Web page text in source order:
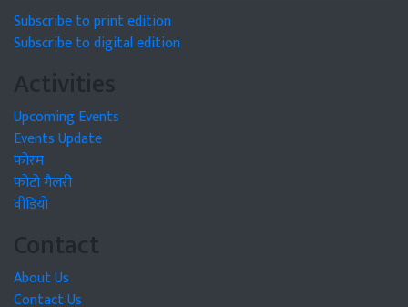
Subscribe to print edition
Subscribe to digital edition
Activities
Upcoming Events
Events Update
फोरम
फोटो गैलरी
वीडियो
Contact
About Us
Contact Us